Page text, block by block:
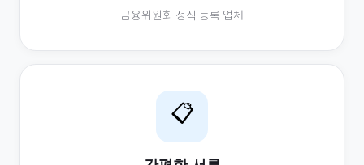
금융위원회 정식 등록 업체
📋